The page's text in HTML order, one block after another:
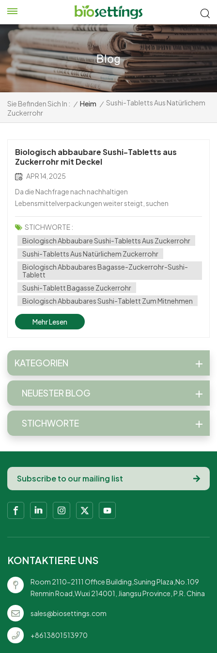
Sie Befinden Sich In : / Heim / Sushi-Tabletts Aus Natürlichem
Zuckerrohr
Biologisch abbaubare Sushi-Tabletts aus
Zuckerrohr mit Deckel
APR 14, 2025
Da die Nachfrage nach nachhaltigen
Lebensmittelverpackungen weiter steigt, suchen
Restaurants und Imbissbuden nach innovativen
Möglichkeiten, ihre Gerichte umweltfreundlich zu
präsentieren. Die **Biologisch abbaubares rechteckiges
Sushi-Tablett aus Zuckerrohrbagasse ** von
**Biosettings** ist die pe...
STICHWORTE :
Biologisch Abbaubare Sushi-Tabletts Aus Zuckerrohr
Sushi-Tabletts Aus Natürlichem Zuckerrohr
Biologisch Abbaubares Bagasse-Zuckerrohr-Sushi-
Tablett
Sushi-Tablett Bagasse Zuckerrohr
Biologisch Abbaubares Sushi-Tablett Zum Mitnehmen
Mehr Lesen
KATEGORIEN
NEUESTER BLOG
STICHWORTE
KONTAKTIERE UNS
Room 2110-2111 Office Building,Suning Plaza,No.109
Renmin Road,Wuxi 214001, Jiangsu Province, P.R. China
sales@biosettings.com
+8613801513970